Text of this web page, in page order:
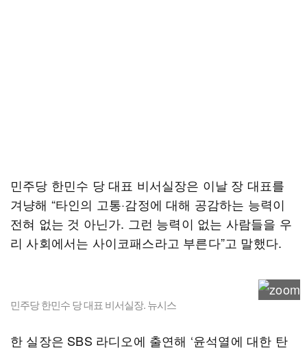
민주당 한민수 당 대표 비서실장은 이날 장 대표를
겨냥해 “타인의 고통·감정에 대해 공감하는 능력이
전혀 없는 것 아닌가. 그런 능력이 없는 사람들을 우
리 사회에서는 사이코패스라고 부른다”고 말했다.
민주당 한민수 당 대표 비서실장. 뉴시스
한 실장은 SBS 라디오에 출연해 ‘윤석열에 대한 탄